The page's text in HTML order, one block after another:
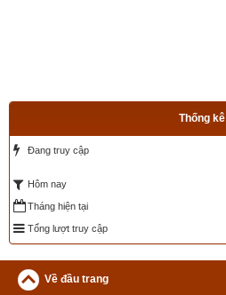
Thống kê
Đang truy cập
Hôm nay
Tháng hiện tại
Tổng lượt truy cập
Về đầu trang